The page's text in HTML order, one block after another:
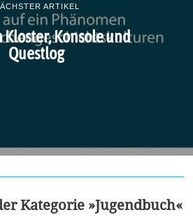
ARTIKEL
Konsole und
Questlog
Kategorie »Jugendbuch«